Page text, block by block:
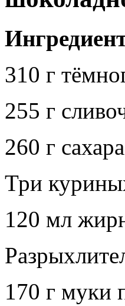
310 г
255 г
260 г
Три
120 мл
170 г муки